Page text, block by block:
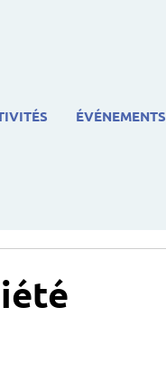
ÉVÉNEMENTS